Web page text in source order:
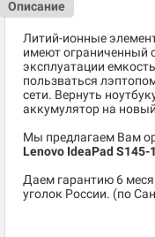
Описание
Литий-ионные
имеют ограниченный
эксплуатации
пользваться
сети. Вернуть
аккумулятор на
Мы предлагаем Вам
Lenovo IdeaPad S145-
Даем гарантию 6
уголок России. (по